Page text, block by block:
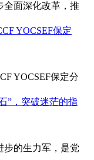
全面深化改革，推
YOCSEF保定
YOCSEF保定分
”，突破迷茫的指
步的生力军，是党